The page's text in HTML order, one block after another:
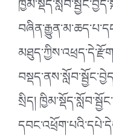
སྲིད།